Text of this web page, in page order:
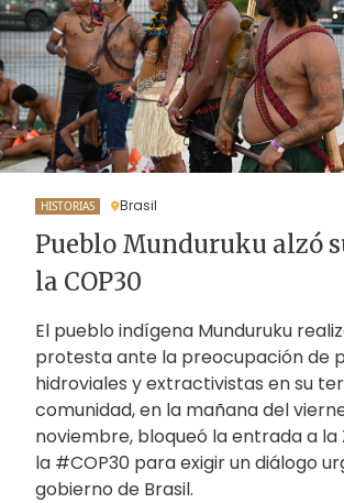
HISTORIAS Brasil
Pueblo Munduruku alzó
la COP30
El pueblo indígena Munduruku
protesta ante la preocupación de
hidroviales y extractivistas en su
comunidad, en la mañana del
noviembre, bloqueó la entrada a la
la #COP30 para exigir un diálogo
gobierno de Brasil.